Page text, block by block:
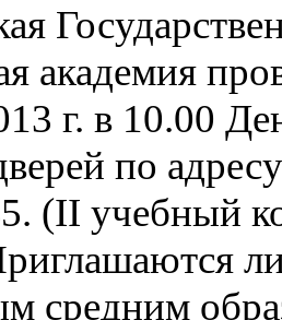
академия
г. в 10.00
по
(II учебный
средним